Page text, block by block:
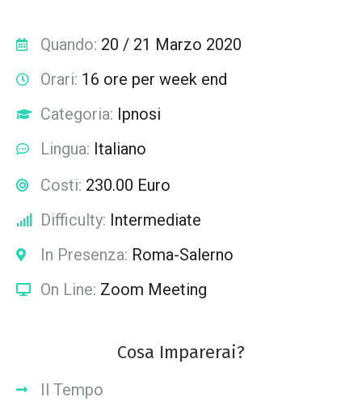
Quando: 20 / 21 Marzo 2020
Orari: 16 ore per week end
Categoria: Ipnosi
Lingua: Italiano
Costi: 230.00 Euro
Difficulty: Intermediate
In Presenza: Roma-Salerno
On Line: Zoom Meeting
Cosa Imparerai?
Il Tempo